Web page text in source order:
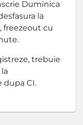
Duminica
la
freezeout cu
trebuie
dupa CI.